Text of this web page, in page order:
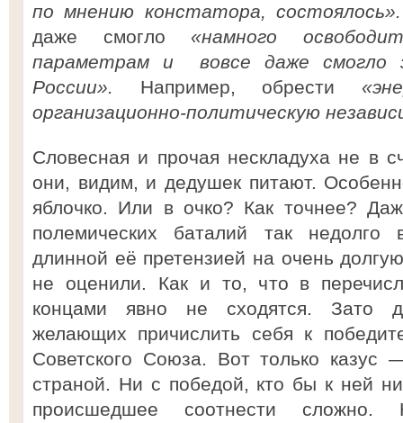
по мнению констатора, состоялось».
даже смогло «намного
параметрам и вовсе даже смогло
России». Например, обрести
организационно-политическую
Словесная и прочая нескладуха не в
они, видим, и дедушек питают.
яблочко. Или в очко? Как точнее?
полемических баталий так недолго
длинной её претензией на очень
не оценили. Как и то, что в
концами явно не сходятся. Зато
желающих причислить себя к
Советского Союза. Вот только казус
страной. Ни с победой, кто бы к ней
происшедшее соотнести